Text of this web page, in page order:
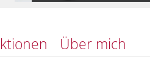
Über mich